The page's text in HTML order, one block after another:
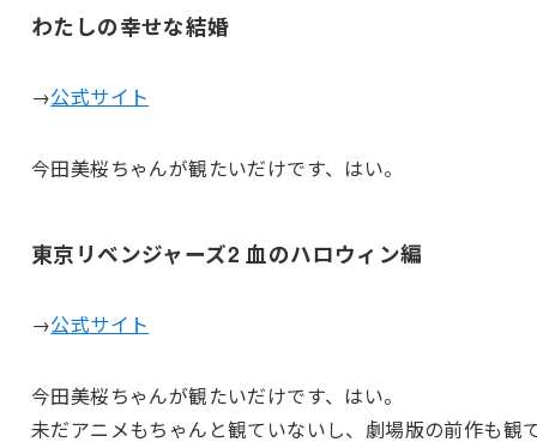
わたしの幸せな結婚
→公式サイト
今田美桜ちゃんが観たいだけです、はい。
東京リベンジャーズ2 血のハロウィン編
→公式サイト
今田美桜ちゃんが観たいだけです、はい。
未だアニメもちゃんと観ていないし、劇場版の前作も観